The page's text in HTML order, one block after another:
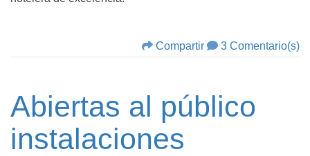
Compartir 3 Comentario(s)
Abiertas al público
instalaciones